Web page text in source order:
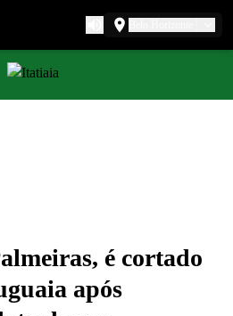
é cortado
após